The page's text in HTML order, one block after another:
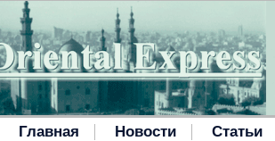
Главная Новости Статьи